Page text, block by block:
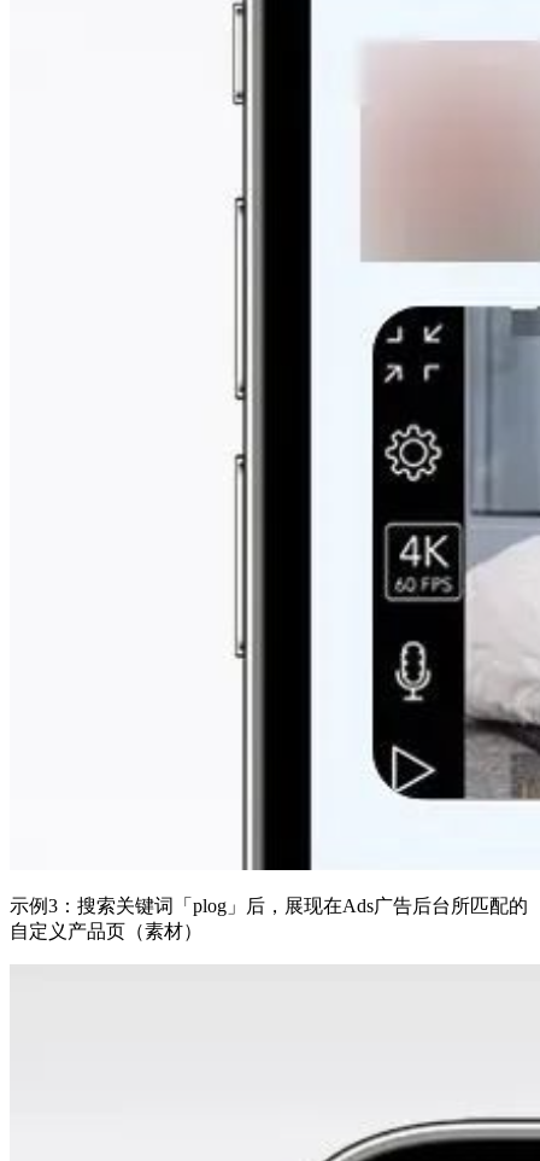
示例3：搜索关键词「plog」后，展现在Ads广告后台所匹配的
自定义产品页（素材）